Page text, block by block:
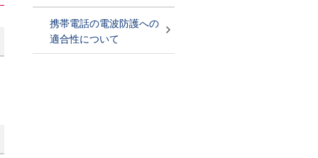
携帯電話の電波防護への
適合性について